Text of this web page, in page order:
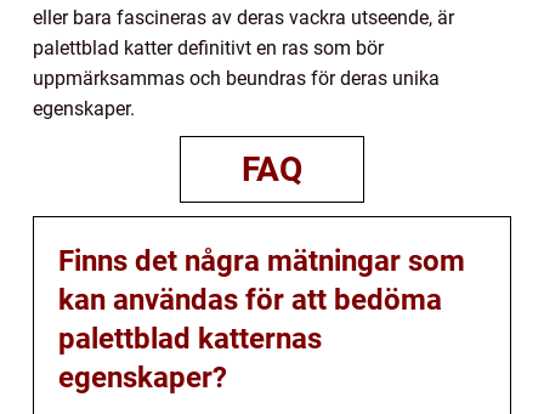
eller bara fascineras av deras vackra utseende, är
palettblad katter definitivt en ras som bör
uppmärksammas och beundras för deras unika
egenskaper.
FAQ
Finns det några mätningar som
kan användas för att bedöma
palettblad katternas
egenskaper?